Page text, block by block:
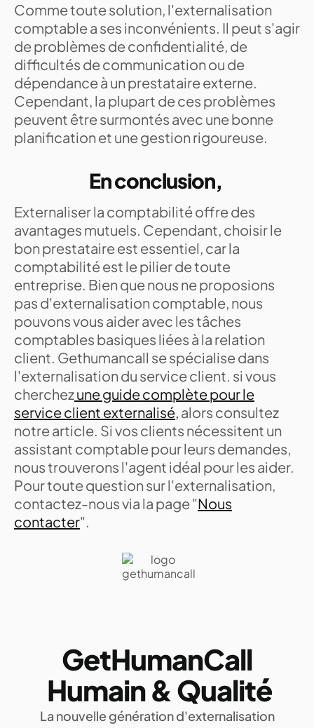
Comme toute solution, l'externalisation
comptable a ses inconvénients. Il peut s'agir
de problèmes de confidentialité, de
difficultés de communication ou de
dépendance à un prestataire externe.
Cependant, la plupart de ces problèmes
peuvent être surmontés avec une bonne
planification et une gestion rigoureuse.
En conclusion,
Externaliser la comptabilité offre des
avantages mutuels. Cependant, choisir le
bon prestataire est essentiel, car la
comptabilité est le pilier de toute
entreprise. Bien que nous ne proposions
pas d'externalisation comptable, nous
pouvons vous aider avec les tâches
comptables basiques liées à la relation
client. Gethumancall se spécialise dans
l'externalisation du service client. si vous
cherchezune guide complète pour le
service client externalisé, alors consultez
notre article. Si vos clients nécessitent un
assistant comptable pour leurs demandes,
nous trouverons l'agent idéal pour les aider.
Pour toute question sur l'externalisation,
contactez-nous via la page "Nous
contacter".
GetHumanCall
Humain & Qualité
La nouvelle génération d'externalisation